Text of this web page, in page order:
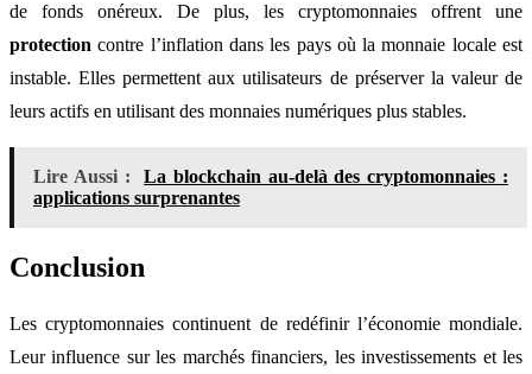
de fonds onéreux. De plus, les cryptomonnaies offrent une
protection contre l’inflation dans les pays où la monnaie locale est
instable. Elles permettent aux utilisateurs de préserver la valeur de
leurs actifs en utilisant des monnaies numériques plus stables.
Lire Aussi :
La blockchain au-delà des cryptomonnaies :
applications surprenantes
Conclusion
Les cryptomonnaies continuent de redéfinir l’économie mondiale.
Leur influence sur les marchés financiers, les investissements et les